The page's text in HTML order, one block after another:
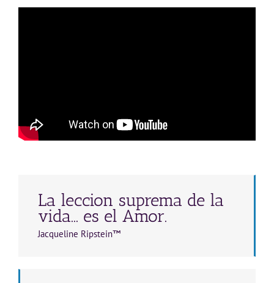
La leccion suprema de la
vida... es el Amor.
Jacqueline Ripstein™